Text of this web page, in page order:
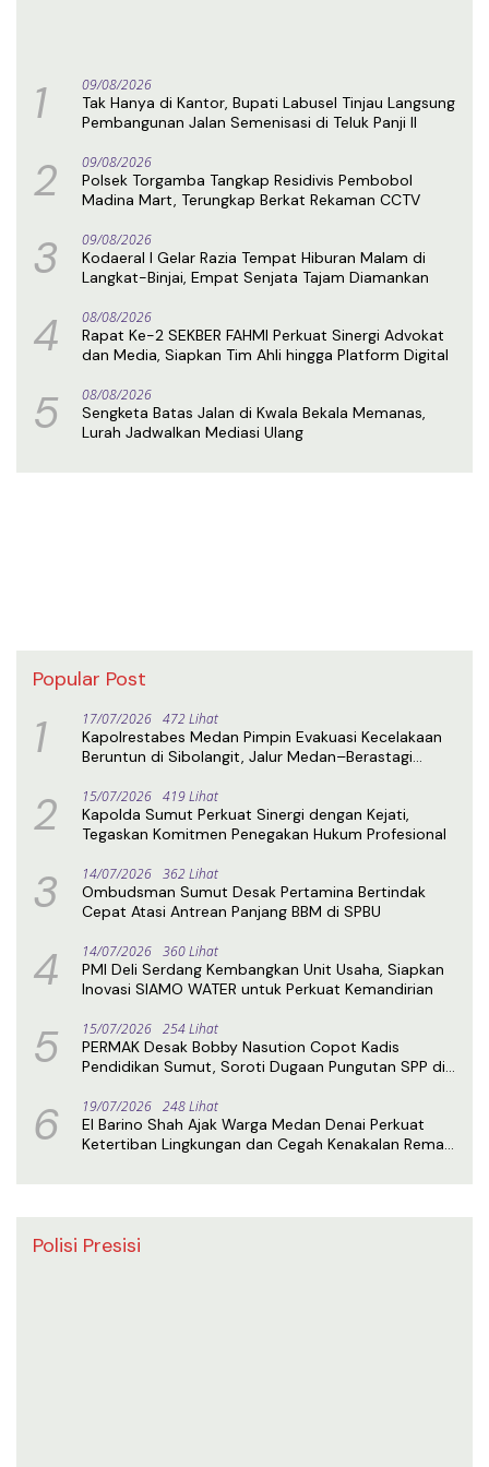
1 09/08/2026
Tak Hanya di Kantor, Bupati Labusel Tinjau Langsung
Pembangunan Jalan Semenisasi di Teluk Panji II
2 09/08/2026
Polsek Torgamba Tangkap Residivis Pembobol
Madina Mart, Terungkap Berkat Rekaman CCTV
3 09/08/2026
Kodaeral I Gelar Razia Tempat Hiburan Malam di
Langkat-Binjai, Empat Senjata Tajam Diamankan
4 08/08/2026
Rapat Ke-2 SEKBER FAHMI Perkuat Sinergi Advokat
dan Media, Siapkan Tim Ahli hingga Platform Digital
5 08/08/2026
Sengketa Batas Jalan di Kwala Bekala Memanas,
Lurah Jadwalkan Mediasi Ulang
Popular Post
1 17/07/2026 472 Lihat
Kapolrestabes Medan Pimpin Evakuasi Kecelakaan
Beruntun di Sibolangit, Jalur Medan–Berastagi
2 15/07/2026 419 Lihat
Kapolda Sumut Perkuat Sinergi dengan Kejati,
Tegaskan Komitmen Penegakan Hukum Profesional
3 14/07/2026 362 Lihat
Ombudsman Sumut Desak Pertamina Bertindak
Cepat Atasi Antrean Panjang BBM di SPBU
4 14/07/2026 360 Lihat
PMI Deli Serdang Kembangkan Unit Usaha, Siapkan
Inovasi SIAMO WATER untuk Perkuat Kemandirian
5 15/07/2026 254 Lihat
PERMAK Desak Bobby Nasution Copot Kadis
Pendidikan Sumut, Soroti Dugaan Pungutan SPP di
6 19/07/2026 248 Lihat
El Barino Shah Ajak Warga Medan Denai Perkuat
Ketertiban Lingkungan dan Cegah Kenakalan Remaja
Polisi Presisi